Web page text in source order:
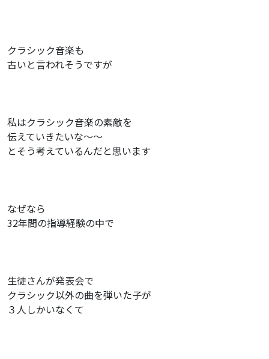
クラシック音楽も
古いと言われそうですが
私はクラシック音楽の素敵を
伝えていきたいな〜〜
とそう考えているんだと思います
なぜなら
32年間の指導経験の中で
生徒さんが発表会で
クラシック以外の曲を弾いた子が
３人しかいなくて